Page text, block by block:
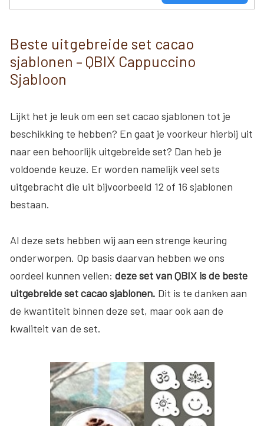
Beste uitgebreide set cacao
sjablonen – QBIX Cappuccino
Sjabloon
Lijkt het je leuk om een set cacao sjablonen tot je
beschikking te hebben? En gaat je voorkeur hierbij uit
naar een behoorlijk uitgebreide set? Dan heb je
voldoende keuze. Er worden namelijk veel sets
uitgebracht die uit bijvoorbeeld 12 of 16 sjablonen
bestaan.
Al deze sets hebben wij aan een strenge keuring
onderworpen. Op basis daarvan hebben we ons
oordeel kunnen vellen: deze set van QBIX is de beste
uitgebreide set cacao sjablonen. Dit is te danken aan
de kwantiteit binnen deze set, maar ook aan de
kwaliteit van de set.